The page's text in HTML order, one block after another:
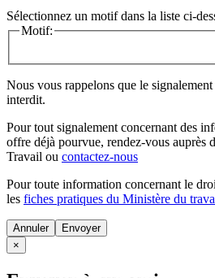
Sélectionnez un motif dans la liste ci-
Motif:
Nous vous rappelons que le
interdit.
Pour tout signalement concernant des
offre déjà pourvue, rendez-vous auprès
Travail ou contactez-nous
Pour toute information concernant le
les fiches pratiques du Ministère du
Annuler
×